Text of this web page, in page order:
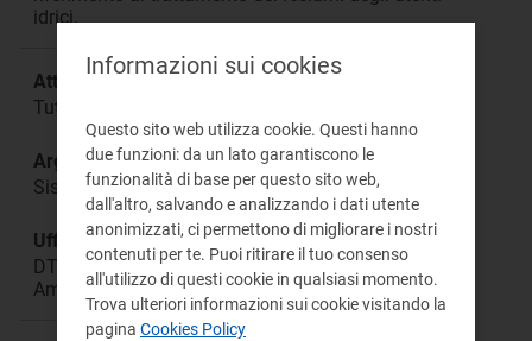
idrici.
Attività:
Tutela degli utenti del servizio idrico integrato
Argomento:
Sistema di tutele
Ufficio responsabile:
DTSA Direzione Tutela Utenti dei Servizi
Ambientali
Informazioni sui cookies
Questo sito web utilizza cookie. Questi hanno
due funzioni: da un lato garantiscono le
funzionalità di base per questo sito web,
dall'altro, salvando e analizzando i dati utente
anonimizzati, ci permettono di migliorare i nostri
contenuti per te. Puoi ritirare il tuo consenso
all'utilizzo di questi cookie in qualsiasi momento.
Trova ulteriori informazioni sui cookie visitando la
pagina Cookies Policy